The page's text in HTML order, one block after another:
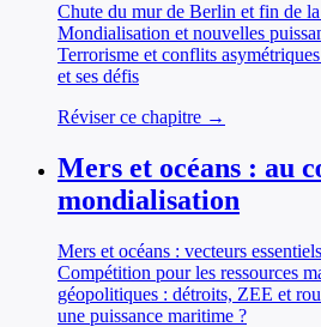
Chute du mur de Berlin et fin de
Mondialisation et nouvelles
Terrorisme et conflits
et ses défis
Réviser ce chapitre →
Mers et océans : au
mondialisation
Mers et océans : vecteurs
Compétition pour les ressources
géopolitiques : détroits, ZEE et
une puissance maritime ?